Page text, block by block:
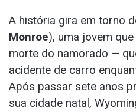
A história gira em torno
Monroe), uma jovem
morte do namorado —
acidente de carro
Após passar sete anos
sua cidade natal,